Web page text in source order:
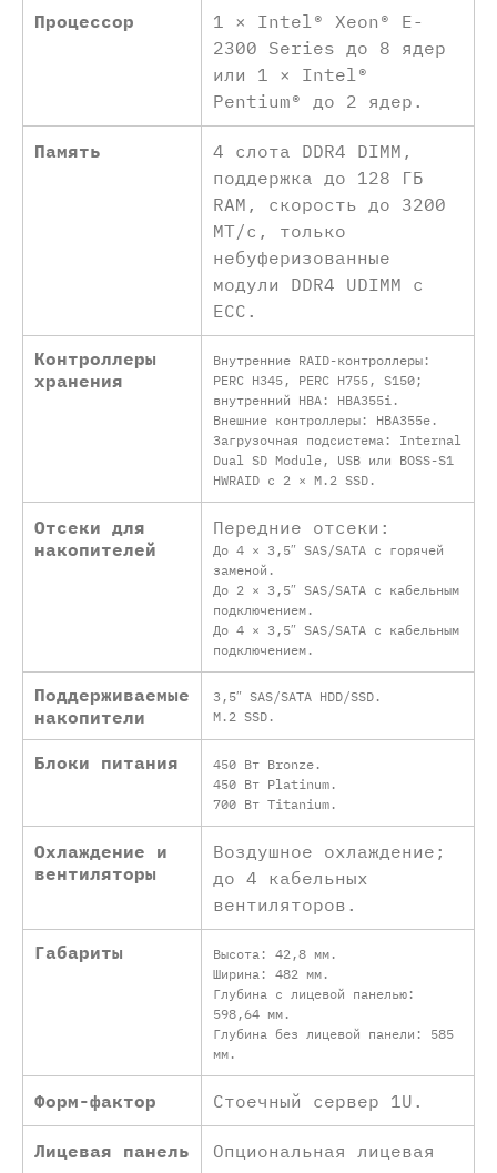
Процессор
1 × Intel® Xeon® E-
2300 Series до 8 ядер
или 1 × Intel®
Pentium® до 2 ядер.
Память
4 слота DDR4 DIMM,
поддержка до 128 ГБ
RAM, скорость до 3200
MT/с, только
небуферизованные
модули DDR4 UDIMM с
ECC.
Контроллеры
хранения
Внутренние RAID-контроллеры:
PERC H345, PERC H755, S150;
внутренний HBA: HBA355i.
Внешние контроллеры: HBA355e.
Загрузочная подсистема: Internal
Dual SD Module, USB или BOSS-S1
HWRAID с 2 × M.2 SSD.
Отсеки для
накопителей
Передние отсеки:
До 4 × 3,5″ SAS/SATA с горячей
заменой.
До 2 × 3,5″ SAS/SATA с кабельным
подключением.
До 4 × 3,5″ SAS/SATA с кабельным
подключением.
Поддерживаемые
накопители
3,5″ SAS/SATA HDD/SSD.
M.2 SSD.
Блоки питания
450 Вт Bronze.
450 Вт Platinum.
700 Вт Titanium.
Охлаждение и
вентиляторы
Воздушное охлаждение;
до 4 кабельных
вентиляторов.
Габариты
Высота: 42,8 мм.
Ширина: 482 мм.
Глубина с лицевой панелью:
598,64 мм.
Глубина без лицевой панели: 585
мм.
Форм-фактор Стоечный сервер 1U.
Лицевая панель
Опциональная лицевая